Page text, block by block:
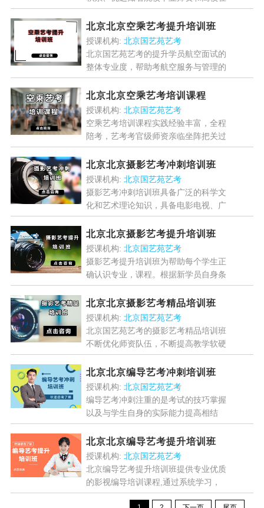
职导师莅临指导，及时了解各院校每届
招考的变化及要求，针对性的对报考学
生定制考学规划。让考生轻...
北京北京空乘艺考提升培训班
授课机构: 北京国艺苑艺考
北京国艺苑艺考的提升学员航空面试的
整体专业度，帮助考航空服务与管理的
学生找到自身不足，提高学生的应试能
力。课程采取一对多小班教学，由具有
多年一线经验飞行和教学经...
北京北京空乘艺考培训课程
授课机构: 北京国艺苑艺考
空乘艺考培训课程实践经验丰富，全程
陪考，艺考考官级师资亲临坐阵把关过
线！课程老师累计数十名以上，专业实
践经验丰富，为了学员艺考过线率，老
师课后严格督学，课上...[详情]
北京北京摄影艺考冲刺培训班
授课机构: 北京国艺苑艺考
摄影艺考冲刺培训班具备广泛的科学文
化和艺术理论知识，具备电影电视、广
告、图片摄影摄像.能在电影厂、电视
制作部门、广告宣传部门、音像出版部
门从事摄影艺术创作、教学...
北京北京摄影艺考提升培训班
授课机构: 北京国艺苑艺考
摄影艺考提升培训班为帮助每个学生正
确认识专业，课程。根据新学员自身条
件、专业水平、文化课成绩、意向报考
院校等因素，进行综合考量测评，为学
员量身制定一套系...[详情]
北京北京摄影艺考精品培训班
授课机构: 北京国艺苑艺考
北京国艺苑艺考的摄影艺考精品培训班
不断优化师资队伍，不断提高教学软硬
件质量，科学课程安排，优化学员报
考；采用小班化教学，培训通过专业考
试优越。现在火热报名中。...
北京北京编导艺考冲刺培训班
授课机构: 北京国艺苑艺考
编导艺考冲刺注重的是考试的技巧掌握
以及与学生自身的实际能力提高相结
合；因材施教，注重考试技巧与理论的
融会贯通，同时了解和研究各个高校选
拔人才的标准与原则，不断地...
北京北京编导艺考提升培训班
授课机构: 北京国艺苑艺考
北京编导艺考提升培训班提供专业优质
的影视编导培训课程,通过系统学习，
学习计划，充分挖掘自身潜能，提升优